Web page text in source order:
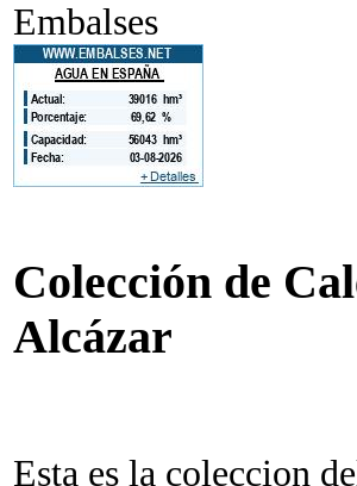
Embalses
Colección de
Alcázar
Esta es la coleccion